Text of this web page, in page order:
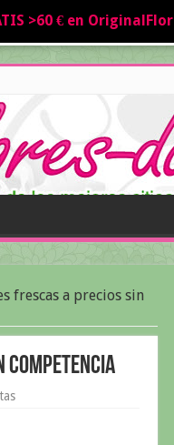
frescas a precios sin
>60 € en OriginalFlor